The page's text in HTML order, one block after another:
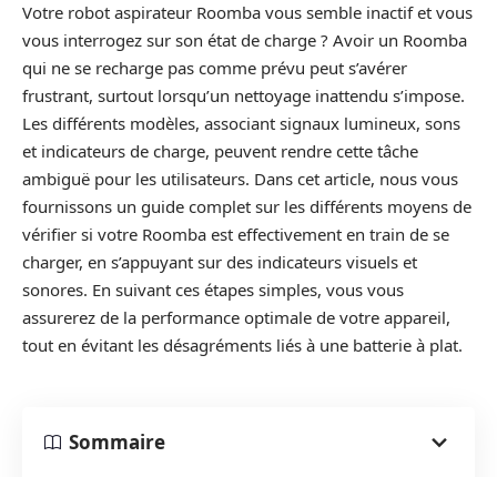
Votre robot aspirateur Roomba vous semble inactif et vous
vous interrogez sur son état de charge ? Avoir un Roomba
qui ne se recharge pas comme prévu peut s’avérer
frustrant, surtout lorsqu’un nettoyage inattendu s’impose.
Les différents modèles, associant signaux lumineux, sons
et indicateurs de charge, peuvent rendre cette tâche
ambiguë pour les utilisateurs. Dans cet article, nous vous
fournissons un guide complet sur les différents moyens de
vérifier si votre Roomba est effectivement en train de se
charger, en s’appuyant sur des indicateurs visuels et
sonores. En suivant ces étapes simples, vous vous
assurerez de la performance optimale de votre appareil,
tout en évitant les désagréments liés à une batterie à plat.
Sommaire